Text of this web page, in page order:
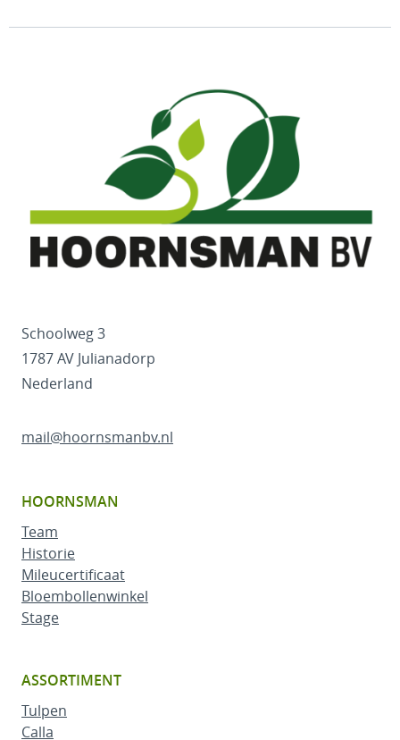
Schoolweg 3
1787 AV Julianadorp
Nederland
mail@hoornsmanbv.nl
HOORNSMAN
Team
Historie
Mileucertificaat
Bloembollenwinkel
Stage
ASSORTIMENT
Tulpen
Calla